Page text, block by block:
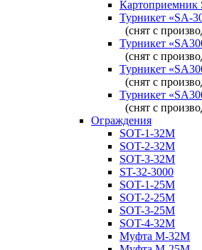
Картоприемник
Турникет «SA-
(снят с
Турникет
(снят с
Турникет
(снят с
Турникет
(снят с
Ограждения
SOT-1-32М
SOT-2-32М
SOT-3-32М
ST-32-3000
SOT-1-25М
SOT-2-25М
SOT-3-25М
SOT-4-32M
Муфта M-32М